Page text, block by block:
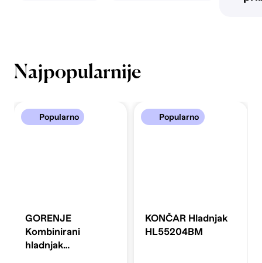
Najpopularnije
Popularno
GORENJE
Kombinirani
hladnjak
Popularno
KONČAR Hladnjak
HL55204BM